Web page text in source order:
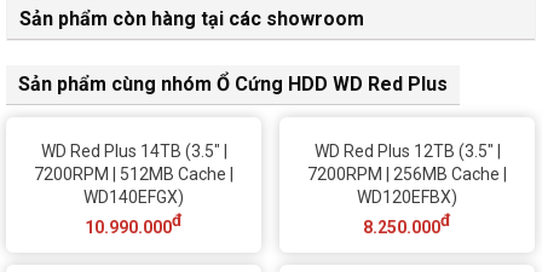
Sản phẩm còn hàng tại các showroom
Sản phẩm cùng nhóm Ổ Cứng HDD WD Red Plus
WD Red Plus 14TB (3.5" |
7200RPM | 512MB Cache |
WD140EFGX)
10.990.000đ
WD Red Plus 12TB (3.5" |
7200RPM | 256MB Cache |
WD120EFBX)
8.250.000đ